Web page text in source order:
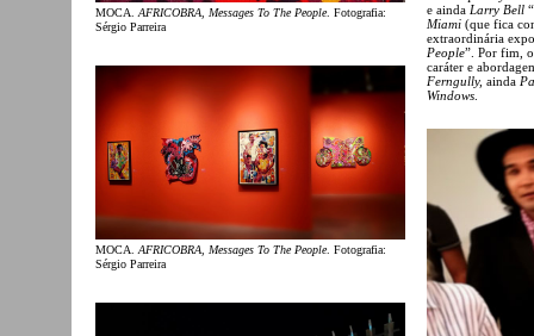
MOCA. AFRICOBRA, Messages To The People. Fotografia:
Sérgio Parreira
MOCA. AFRICOBRA, Messages To The People. Fotografia:
Sérgio Parreira
e ainda Larry Bell “
Miami (que fica
extraordinária
People”. Por fim,
caráter e
Ferngully, ainda
Windows